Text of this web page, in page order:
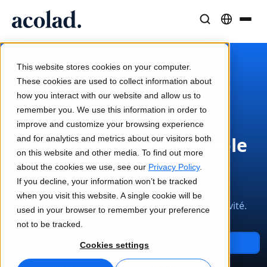
This website stores cookies on your computer.
These cookies are used to collect information about
how you interact with our website and allow us to
remember you. We use this information in order to
improve and customize your browsing experience
and for analytics and metrics about our visitors both
on this website and other media. To find out more
about the cookies we use, see our Privacy Policy.
If you decline, your information won’t be tracked
when you visit this website. A single cookie will be
used in your browser to remember your preference
not to be tracked.
Cookies settings
Traduction
Vitesse de l’IA, précision humaine
Interprétation
Communication fluide, partout
Médias et Divertissement
Donnez vie à vos contenus sur tous les écrans
Conseil et Externalisation
Lia Translate
Traductions instantanées adaptées à votre marque
Lia Live
L'interprétation revisitée
Connectivité
Intégration des flux de travail simplifiée
Interprétation IA
Études de cas
Résultats concrets de nos clients
Articles
Analyses d’experts sur le contenu global
Ebooks
Guides et stratégies approfondis
Webinaires à la demande
À propos d’Acolad
Durabilité
Partenaires
Actualités
Reconnaissance automatique de la parole
Reconnaissance
automatique de la parole
(RAP)
Conversion parole-texte instantanée pour
révolutionner la communication et la productivité.
Contactez-nous